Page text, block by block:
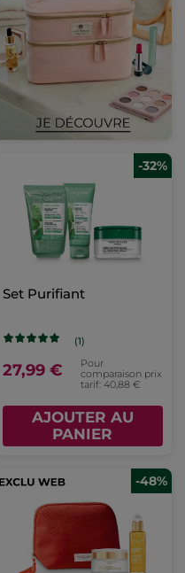
-32%
Set Purifiant
(1)
27,99 €
Pour
comparaison prix
tarif: 40,88 €
AJOUTER AU
PANIER
-48%